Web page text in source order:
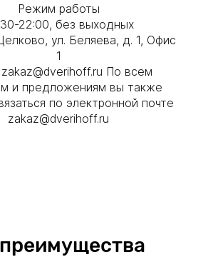
Режим работы
22:00, без выходных
ул. Беляева, д. 1, Офис
1
zakaz@dverihoff.ru По всем
и предложениям вы также
по электронной почте
zakaz@dverihoff.ru